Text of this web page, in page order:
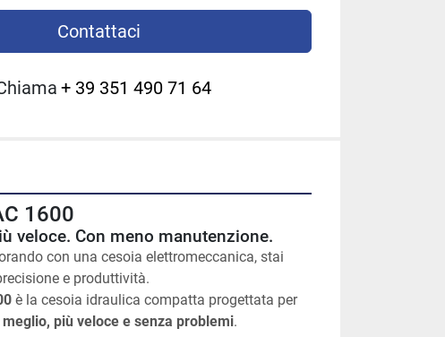
Contattaci
+ 39 351 490 71 64
1600
veloce. Con meno manutenzione.
con una cesoia elettromeccanica, stai
e produttività.
è la cesoia idraulica compatta progettata per
più veloce e senza problemi.